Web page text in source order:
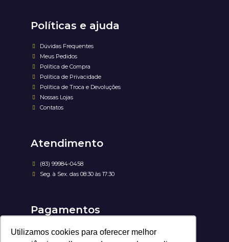
Utilizamos cookies para oferecer melhor
Políticas e ajuda
Dúvidas Frequentes
Meus Pedidos
Política de Compra
Política de Privacidade
Política de Troca e Devoluções
Nossas Lojas
Contatos
Atendimento
(83) 99984-0458
Seg. à Sex. das 08:30 às 17:30
Pagamentos